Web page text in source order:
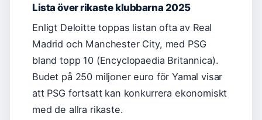
Lista över rikaste klubbarna 2025
Enligt Deloitte toppas listan ofta av Real
Madrid och Manchester City, med PSG
bland topp 10 (Encyclopaedia Britannica).
Budet på 250 miljoner euro för Yamal visar
att PSG fortsatt kan konkurrera ekonomiskt
med de allra rikaste.